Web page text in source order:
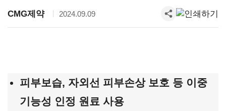
CMG제약 2024.09.09
피부보습, 자외선 피부손상 보호 등 이중
기능성 인정 원료 사용